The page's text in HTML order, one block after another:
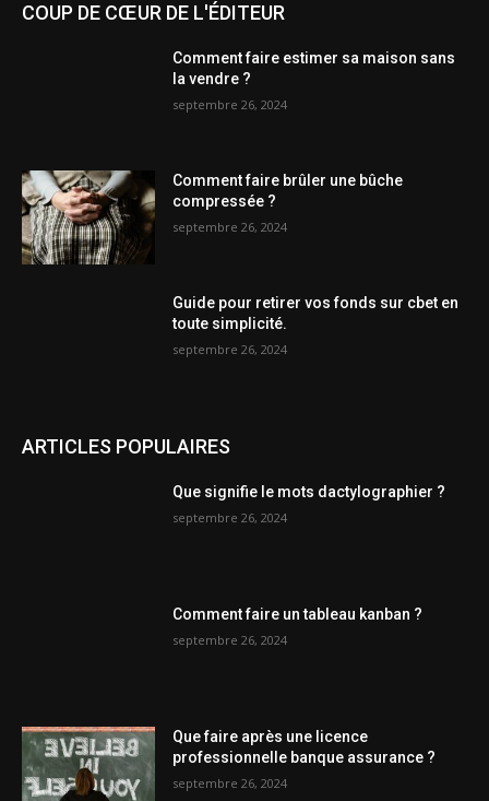
COUP DE CŒUR DE L'ÉDITEUR
Comment faire estimer sa maison sans
la vendre ?
septembre 26, 2024
Comment faire brûler une bûche
compressée ?
septembre 26, 2024
Guide pour retirer vos fonds sur cbet en
toute simplicité.
septembre 26, 2024
ARTICLES POPULAIRES
Que signifie le mots dactylographier ?
septembre 26, 2024
Comment faire un tableau kanban ?
septembre 26, 2024
Que faire après une licence
professionnelle banque assurance ?
septembre 26, 2024